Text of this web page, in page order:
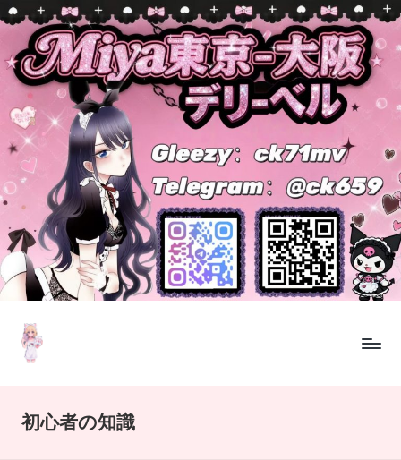
to
content
iy
a
大
初心者の知識